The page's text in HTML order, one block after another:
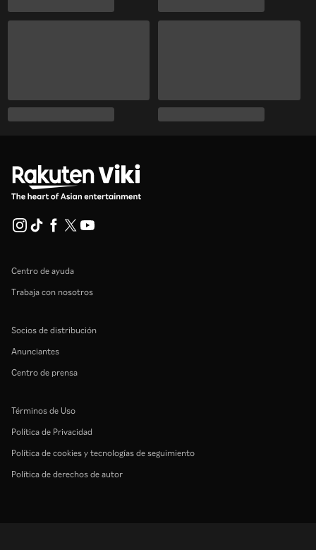
Centro de ayuda
Trabaja con nosotros
Socios de distribución
Anunciantes
Centro de prensa
Términos de Uso
Política de Privacidad
Política de cookies y tecnologías de seguimiento
Política de derechos de autor